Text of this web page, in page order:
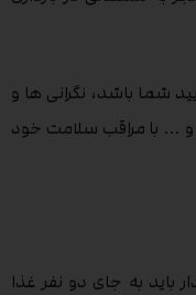
شما باشد، نگرانی ها و
و … با مراقب سلامت خود
باید به جای دو نفر غذا